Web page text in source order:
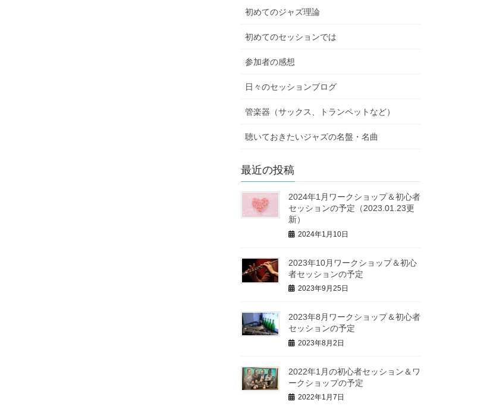
初めてのジャズ理論
初めてのセッションでは
参加者の感想
日々のセッションブログ
管楽器（サックス、トランペットなど）
聴いておきたいジャズの名盤・名曲
最近の投稿
2024年1月ワークショップ＆初心者
セッションの予定（2023.01.23更
新）
2024年1月10日
2023年10月ワークショップ＆初心
者セッションの予定
2023年9月25日
2023年8月ワークショップ＆初心者
セッションの予定
2023年8月2日
2022年1月の初心者セッション＆ワ
ークショップの予定
2022年1月7日